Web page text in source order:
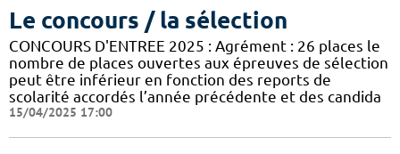
Le concours / la sélection
CONCOURS D'ENTREE 2025 : Agrément : 26 places le
nombre de places ouvertes aux épreuves de sélection
peut être inférieur en fonction des reports de
scolarité accordés l’année précédente et des candida
15/04/2025 17:00